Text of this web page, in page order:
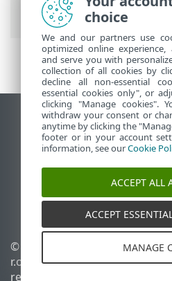
ordenadores en Active
Ver sitio para ordenador
End of Life
Base de conocimiento de
Foro de ESET
ESET Status Portal
Soporte técnico regional
© 1992 - 2026 ESET, spol. s
r.o. Todos los derechos
reservados.
choice
We and our partners use
optimized online
and serve you with
collection of all cookies by
decline all non-essential
essential cookies only", or
clicking "Manage cookies".
withdraw your consent or
anytime by clicking the
footer or in your account
information, see ourCookie
ACCEPT ALL
ACCEPT
MANAGE